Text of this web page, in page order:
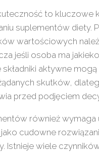
to kluczowe
suplementów diety.
wartościowych
jeśli osoba ma
aktywne
skutków,
przed podjęciem
również
cudowne
Istnieje wiele